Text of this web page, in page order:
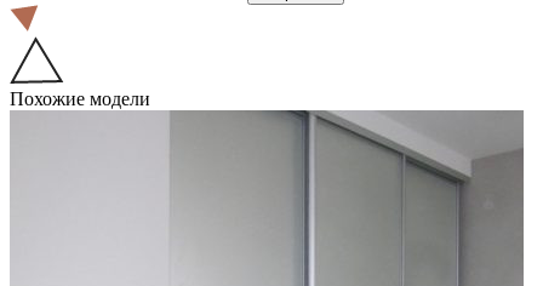
Похожие модели